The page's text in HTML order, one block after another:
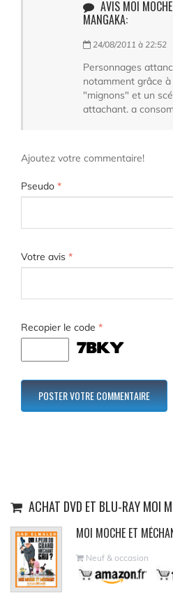
AVIS MOI
MANGAKA:
24/08/2011 à 22:52
Personnages
notamment grâce
"mignons" et un
attachant. a
Ajoutez votre commentaire!
Pseudo *
Votre avis *
Recopier le code *
ACHAT DVD ET BLU-RAY MOI
MOI MOCHE ET
Neuf & occasion